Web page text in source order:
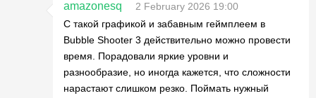
amazonesq
2 February 2026 19:00
С такой графикой и забавным геймплеем в
Bubble Shooter 3 действительно можно провести
время. Порадовали яркие уровни и
разнообразие, но иногда кажется, что сложности
нарастают слишком резко. Поймать нужный